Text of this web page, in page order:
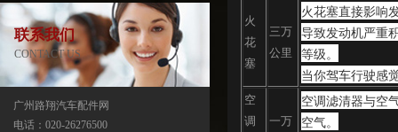
联系我们
CONTACT US
广州路翔汽车配件网
电话：020-26276500
火
花
塞
三万
公里
火花塞直接影响
导致发动机严重
等级。
当你驾车行驶感
空
调
一万
空调滤清器与空
空气。